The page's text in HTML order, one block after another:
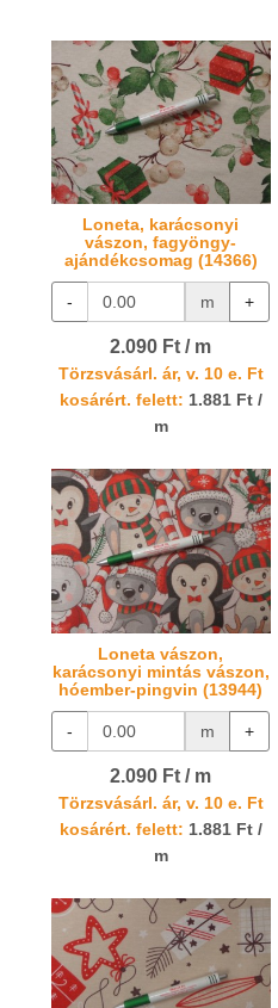
Loneta, karácsonyi
vászon, fagyöngy-
ajándékcsomag (14366)
- m +
2.090 Ft / m
Törzsvásárl. ár, v. 10 e. Ft
kosárért. felett: 1.881 Ft /
m
Loneta vászon,
karácsonyi mintás vászon,
hóember-pingvin (13944)
- m +
2.090 Ft / m
Törzsvásárl. ár, v. 10 e. Ft
kosárért. felett: 1.881 Ft /
m